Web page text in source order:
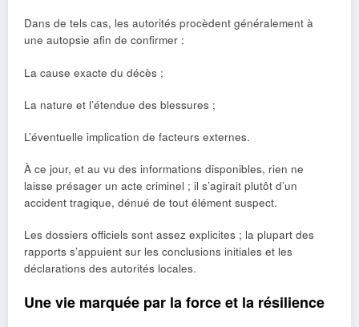
Dans de tels cas, les autorités procèdent généralement à
une autopsie afin de confirmer :
La cause exacte du décès ;
La nature et l’étendue des blessures ;
L’éventuelle implication de facteurs externes.
À ce jour, et au vu des informations disponibles, rien ne
laisse présager un acte criminel ; il s’agirait plutôt d’un
accident tragique, dénué de tout élément suspect.
Les dossiers officiels sont assez explicites ; la plupart des
rapports s’appuient sur les conclusions initiales et les
déclarations des autorités locales.
Une vie marquée par la force et la résilience